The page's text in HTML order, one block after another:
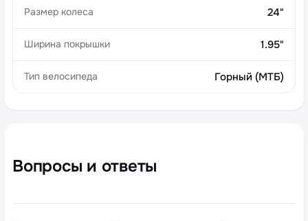
Размер колеса 24"
Ширина покрышки 1.95"
Тип велосипеда Горный (МТБ)
Вопросы и ответы